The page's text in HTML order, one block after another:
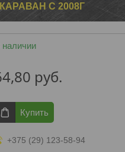
КАРАВАН С 2008Г
наличии
руб.
Купить
+375 (29) 123-58-94